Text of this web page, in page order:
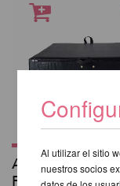
Aerial Crash
Firetoys F-200
Al utilizar el sitio
nuestros socios